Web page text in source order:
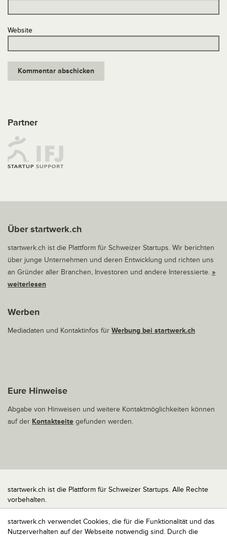
startwerk.ch verwendet Cookies, die für die Funktionalität und das
Nutzerverhalten auf der Webseite notwendig sind. Durch die
Website
Partner
Über startwerk.ch
startwerk.ch ist die Plattform für Schweizer Startups. Wir berichten
über junge Unternehmen und deren Entwicklung und richten uns
an Gründer aller Branchen, Investoren und andere Interessierte. »
weiterlesen
Werben
Mediadaten und Kontaktinfos für Werbung bei startwerk.ch
Eure Hinweise
Abgabe von Hinweisen und weitere Kontaktmöglichkeiten können
auf der Kontaktseite gefunden werden.
startwerk.ch ist die Plattform für Schweizer Startups. Alle Rechte
vorbehalten.
Impressum
Kontakt